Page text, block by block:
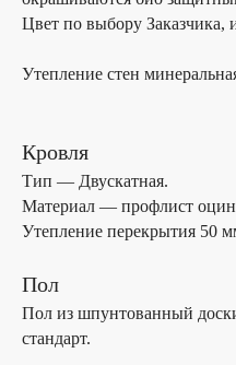
Цвет по выбору Заказчика,
Утепление стен
Кровля
Тип — Двускатная.
Материал — профлист
Утепление перекрытия 50
Пол
Пол из шпунтованный
стандарт.